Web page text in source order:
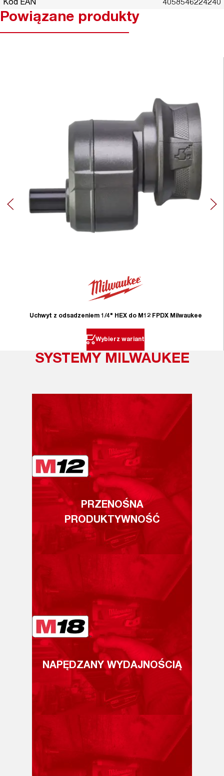
Kod EAN 4058546224240
Powiązane produkty
Uchwyt z odsadzeniem 1/4" HEX do M12 FPDX Milwaukee
Wybierz wariant
SYSTEMY MILWAUKEE
PRZENOŚNA
PRODUKTYWNOŚĆ
NAPĘDZANY WYDAJNOŚCIĄ